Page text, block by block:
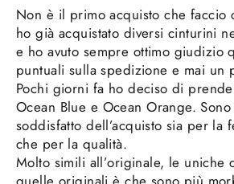
Non è il primo acquisto che faccio
ho già acquistato diversi cinturini
e ho avuto sempre ottimo giudizio
puntuali sulla spedizione e mai un
Pochi giorni fa ho deciso di
Ocean Blue e Ocean Orange.
soddisfatto dell’acquisto sia per la
che per la qualità.
Molto simili all’originale, le uniche